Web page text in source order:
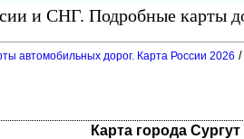
и СНГ. Подробные карты
автомобильных дорог. Карта России 2026 /
Карта города